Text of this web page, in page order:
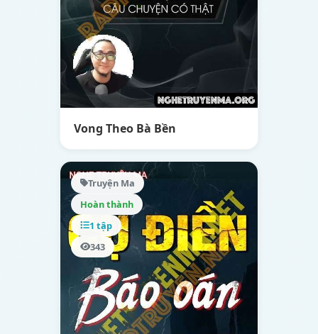
Vong Theo Bà Bền
Truyện Ma
Hoàn thành
1 tập
343